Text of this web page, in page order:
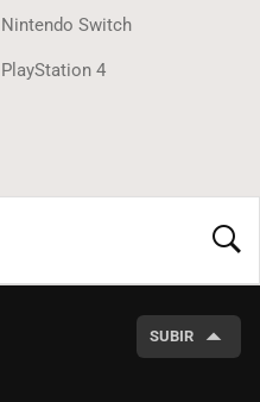
Nintendo Switch
PlayStation 4
SUBIR